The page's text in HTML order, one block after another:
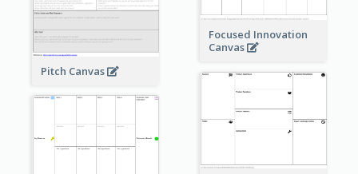
Pitch Canvas
Focused Innovation
Canvas